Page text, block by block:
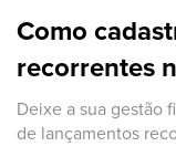
Como
recorrentes
Deixe a sua gestão
de lançamentos